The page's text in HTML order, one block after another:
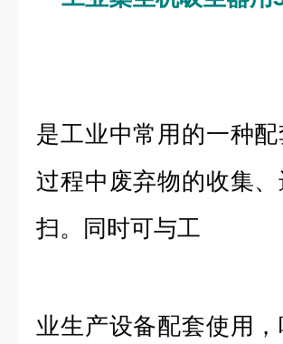
是工业中常用的一种
过程中废弃物的收集
扫。同时可与工
业生产设备配套使用